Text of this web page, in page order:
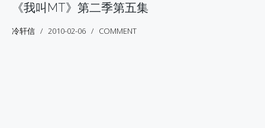
《我叫MT》第二季第五集
冷轩信 2010-02-06 COMMENT